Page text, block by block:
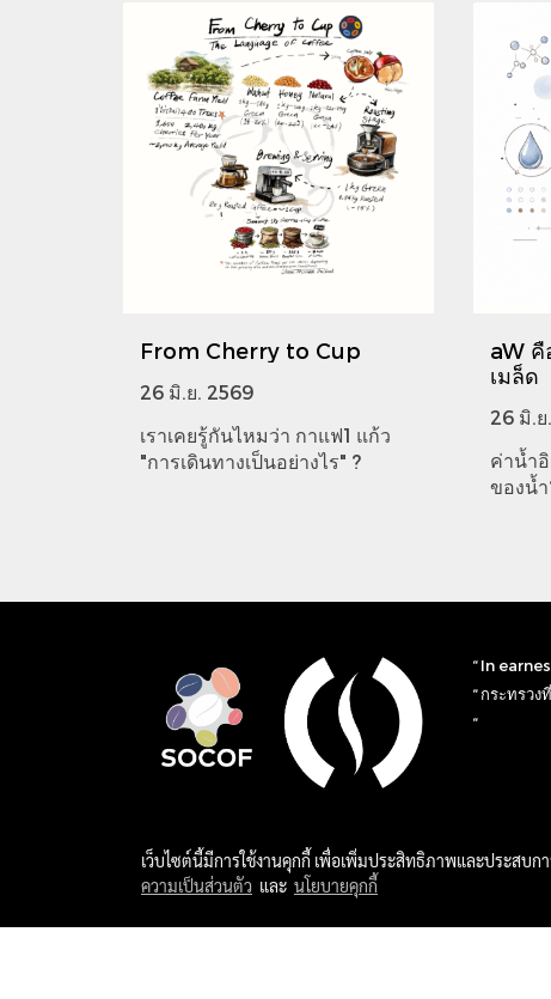
From Cherry to Cup
26 มิ.ย. 2569
เราเคยรู้กันไหมว่า กาแฟ1 แก้ว
"การเดินทางเป็นอย่างไร" ?
aW คื
เมล็ด
26 มิ.
ค่าน้ำ
ของน้ำ
“ In
“ กระทรว
“
เว็บไซต์นี้มีการใช้งานคุกกี้ เพื่อเพิ่มประสิทธิภาพและประสบก
ความเป็นส่วนตัว และ นโยบายคุกกี้